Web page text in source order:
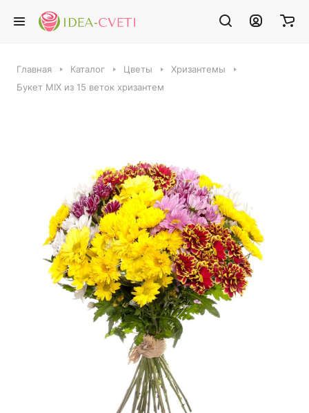
Главная Каталог Цветы
Хризантемы
Букет MIX из 15 веток хризантем